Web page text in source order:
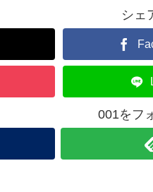
シェ
001をフ